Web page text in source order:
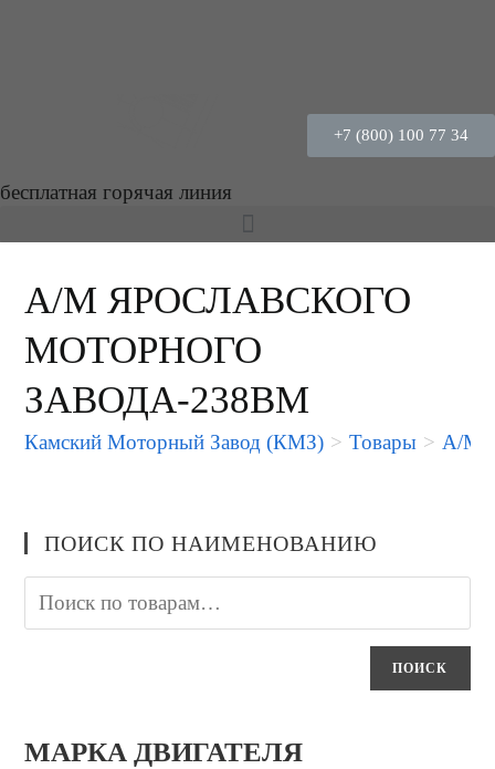
+7 (800) 100 77 34
бесплатная горячая линия
А/М ЯРОСЛАВСКОГО
МОТОРНОГО
ЗАВОДА-238ВМ
Камский Моторный Завод (КМЗ) > Товары > А/М
ПОИСК ПО НАИМЕНОВАНИЮ
ПОИСК
МАРКА ДВИГАТЕЛЯ